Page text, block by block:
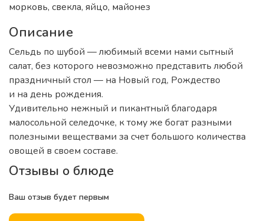
морковь, свекла, яйцо, майонез
Описание
Сельдь по шубой — любимый всеми нами сытный
салат, без которого невозможно представить любой
праздничный стол — на Новый год, Рождество
и на день рождения.
Удивительно нежный и пикантный благодаря
малосольной селедочке, к тому же богат разными
полезными веществами за счет большого количества
овощей в своем составе.
Отзывы о блюде
Ваш отзыв будет первым